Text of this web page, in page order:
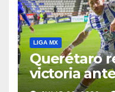
LIGA MX
Querétaro
victoria